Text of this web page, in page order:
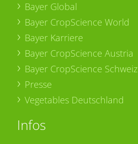
Bayer Global
Bayer CropScience World
Bayer Karriere
Bayer CropScience Austria
Bayer CropScience Schweiz
Presse
Vegetables Deutschland
Infos